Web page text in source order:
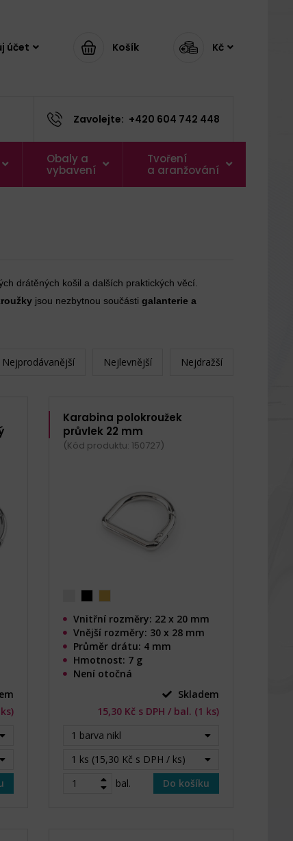
účet Košík Kč
Zavolejte: +420 604 742 448
Obaly a
vybavení
Tvoření
a aranžování
drátěných košil a dalších praktických věcí.
jsou nezbytnou součásti galanterie a
Nejprodávanější Nejlevnější Nejdražší
Karabina polokroužek
průvlek 22 mm
(Kód produktu: 150727)
Vnitřní rozměry: 22 x 20 mm
Vnější rozměry: 30 x 28 mm
Průměr drátu: 4 mm
Hmotnost: 7 g
Není otočná
Skladem
15,30 Kč s DPH / bal. (1 ks)
1 barva nikl
1 ks (15,30 Kč s DPH / ks)
bal.
Do košíku